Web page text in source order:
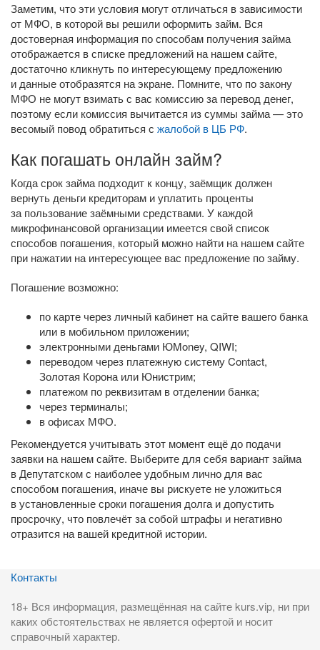
Заметим, что эти условия могут отличаться в зависимости
от МФО, в которой вы решили оформить займ. Вся
достоверная информация по способам получения займа
отображается в списке предложений на нашем сайте,
достаточно кликнуть по интересующему предложению
и данные отобразятся на экране. Помните, что по закону
МФО не могут взимать с вас комиссию за перевод денег,
поэтому если комиссия вычитается из суммы займа — это
весомый повод обратиться с жалобой в ЦБ РФ.
Как погашать онлайн займ?
Когда срок займа подходит к концу, заёмщик должен
вернуть деньги кредиторам и уплатить проценты
за пользование заёмными средствами. У каждой
микрофинансовой организации имеется свой список
способов погашения, который можно найти на нашем сайте
при нажатии на интересующее вас предложение по займу.
Погашение возможно:
по карте через личный кабинет на сайте вашего банка
или в мобильном приложении;
электронными деньгами ЮMoney, QIWI;
переводом через платежную систему Contact,
Золотая Корона или Юнистрим;
платежом по реквизитам в отделении банка;
через терминалы;
в офисах МФО.
Рекомендуется учитывать этот момент ещё до подачи
заявки на нашем сайте. Выберите для себя вариант займа
в Депутатском с наиболее удобным лично для вас
способом погашения, иначе вы рискуете не уложиться
в установленные сроки погашения долга и допустить
просрочку, что повлечёт за собой штрафы и негативно
отразится на вашей кредитной истории.
Контакты
18+ Вся информация, размещённая на сайте kurs.vip, ни при
каких обстоятельствах не является офертой и носит
справочный характер.